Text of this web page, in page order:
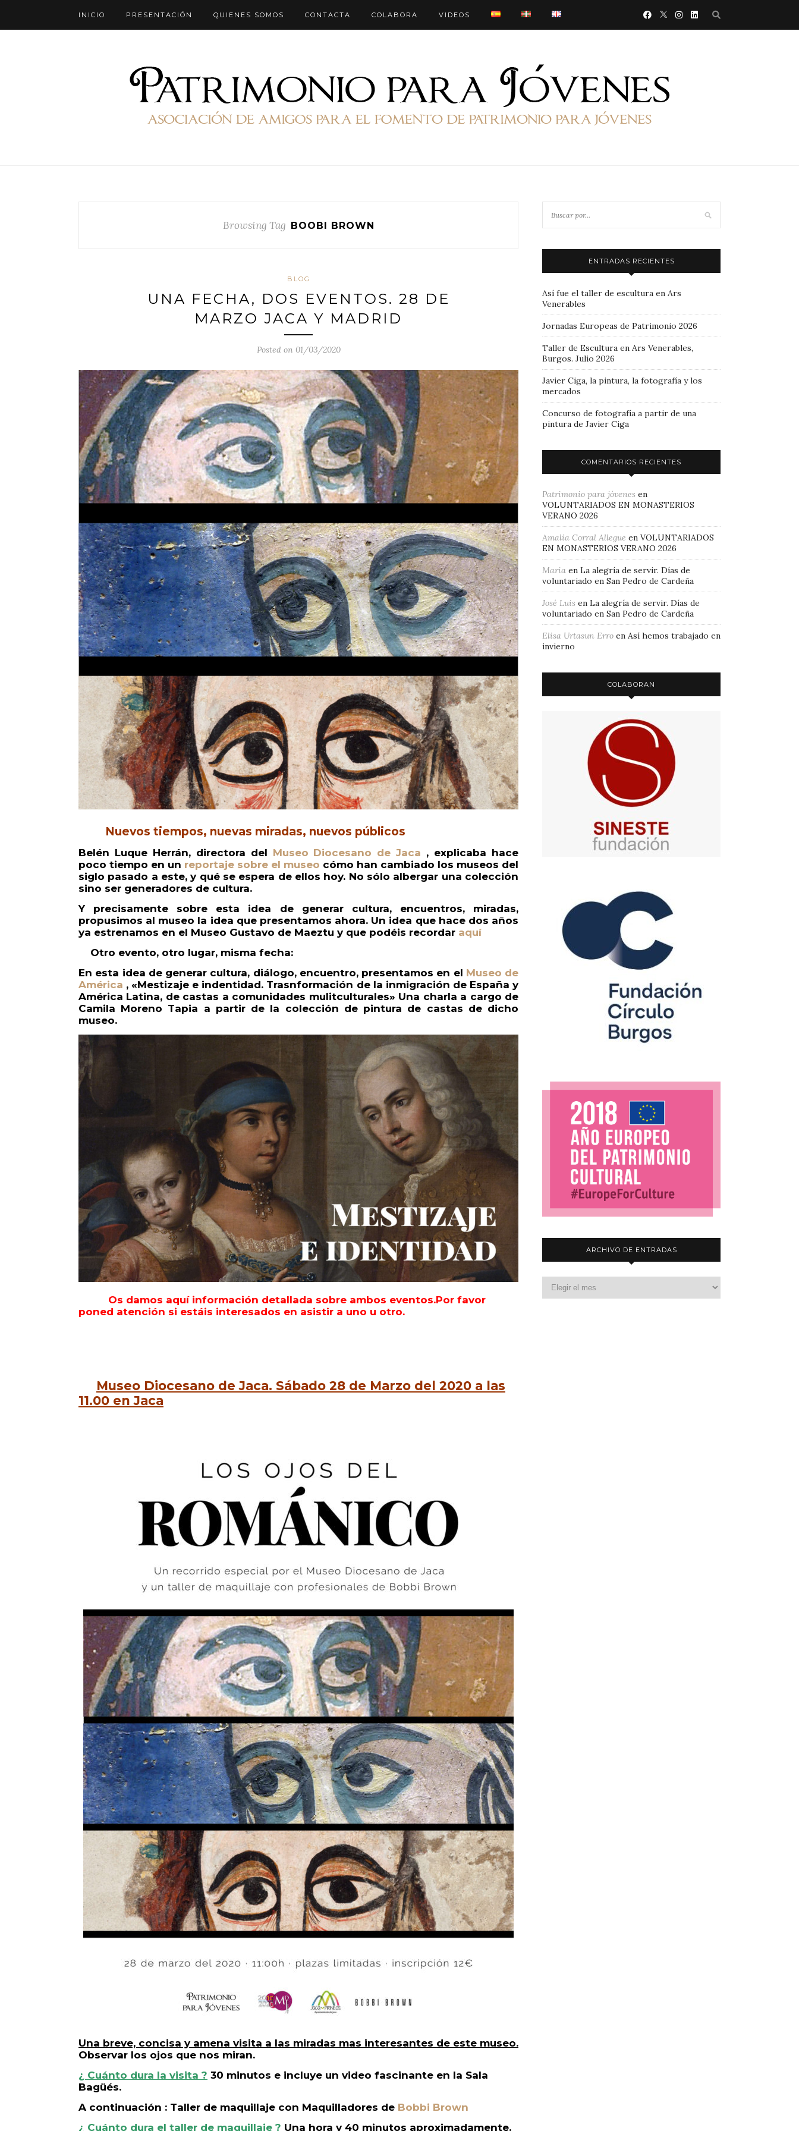
INICIO PRESENTACIÓN QUIENES SOMOS CONTACTA COLABORA VIDEOS
Browsing Tag BOOBI BROWN
BLOG
UNA FECHA, DOS EVENTOS. 28 DE
MARZO JACA Y MADRID
Posted on 01/03/2020
Nuevos tiempos, nuevas miradas, nuevos públicos
Belén Luque Herrán, directora del Museo Diocesano de Jaca , explicaba hace
poco tiempo en un reportaje sobre el museo cómo han cambiado los museos del
siglo pasado a este, y qué se espera de ellos hoy. No sólo albergar una colección
sino ser generadores de cultura.
Y precisamente sobre esta idea de generar cultura, encuentros, miradas,
propusimos al museo la idea que presentamos ahora. Un idea que hace dos años
ya estrenamos en el Museo Gustavo de Maeztu y que podéis recordar aquí
Otro evento, otro lugar, misma fecha:
En esta idea de generar cultura, diálogo, encuentro, presentamos en el Museo de
América , «Mestizaje e indentidad. Trasnformación de la inmigración de España y
América Latina, de castas a comunidades mulitculturales» Una charla a cargo de
Camila Moreno Tapia a partir de la colección de pintura de castas de dicho
museo.
Os damos aquí información detallada sobre ambos eventos.Por favor
poned atención si estáis interesados en asistir a uno u otro.
Museo Diocesano de Jaca. Sábado 28 de Marzo del 2020 a las
11.00 en Jaca
Una breve, concisa y amena visita a las miradas mas interesantes de este museo.
Observar los ojos que nos miran.
¿ Cuánto dura la visita ? 30 minutos e incluye un video fascinante en la Sala
Bagüés.
A continuación : Taller de maquillaje con Maquilladores de Bobbi Brown
¿ Cuánto dura el taller de maquillaje ? Una hora y 40 minutos aproximadamente.
ENTRADAS RECIENTES
Así fue el taller de escultura en Ars
Venerables
Jornadas Europeas de Patrimonio 2026
Taller de Escultura en Ars Venerables,
Burgos. Julio 2026
Javier Ciga, la pintura, la fotografía y los
mercados
Concurso de fotografía a partir de una
pintura de Javier Ciga
COMENTARIOS RECIENTES
Patrimonio para jóvenes en
VOLUNTARIADOS EN MONASTERIOS
VERANO 2026
Amalia Corral Allegue en VOLUNTARIADOS
EN MONASTERIOS VERANO 2026
Maria en La alegría de servir. Días de
voluntariado en San Pedro de Cardeña
José Luis en La alegría de servir. Días de
voluntariado en San Pedro de Cardeña
Elisa Urtasun Erro en Así hemos trabajado en
invierno
COLABORAN
ARCHIVO DE ENTRADAS